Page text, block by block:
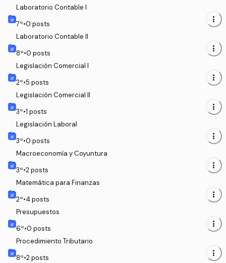
Laboratorio Contable I
7º•0 posts more_vert
Laboratorio Contable II
8º•0 posts more_vert
Legislación Comercial I
2º•5 posts more_vert
Legislación Comercial II
3º•1 posts more_vert
Legislación Laboral
3º•0 posts more_vert
Macroeconomía y Coyuntura
3º•2posts more_vert
Matemática para Finanzas
2º•4 posts more_vert
Presupuestos
6º•0 posts more_vert
Procedimiento Tributario
8º•2posts more_vert